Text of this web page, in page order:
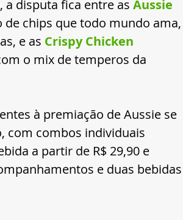
disputa fica entre as Aussie
chips que todo mundo ama,
e as Crispy Chicken
o mix de temperos da
à premiação de Aussie se
com combos individuais
a partir de R$ 29,90 e
e duas bebidas